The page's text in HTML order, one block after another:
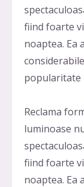
fiind foarte
noaptea. Ea
popularitate
Reclama
luminoase
fiind foarte
noaptea. Ea